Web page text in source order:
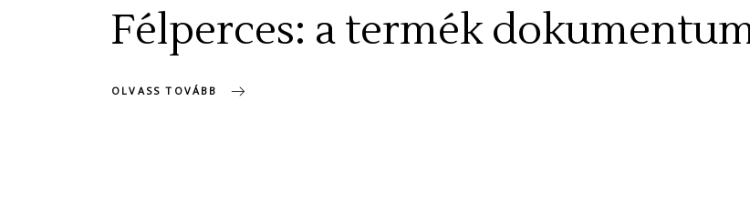
Félperces: a termék
OLVASS TOVÁBB